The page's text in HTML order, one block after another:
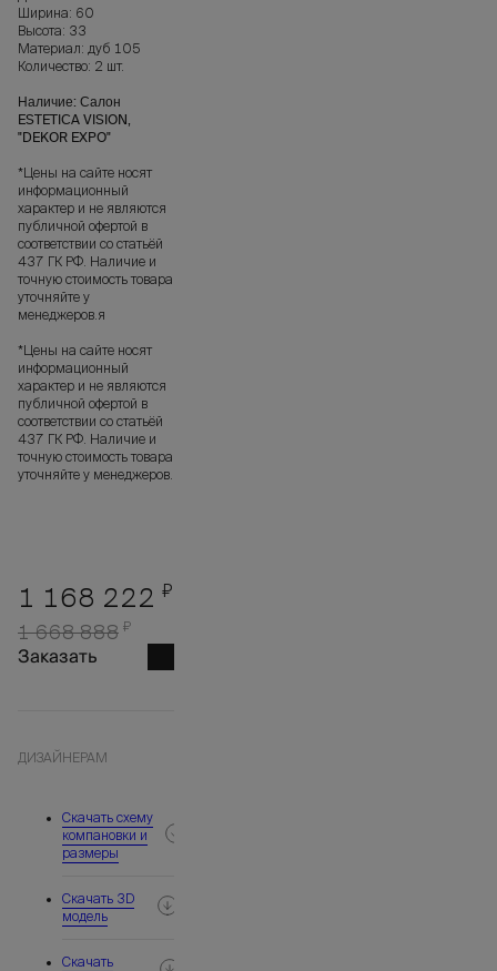
Ширина: 60
Высота: 33
Материал: дуб 105
Количество: 2 шт.
Наличие: Салон
ESTETICA VISION,
"DEKOR EXPO"
*Цены на сайте носят
информационный
характер и не являются
публичной офертой в
соответствии со статьёй
437 ГК РФ. Наличие и
точную стоимость товара
уточняйте у
менеджеров.я
*Цены на сайте носят
информационный
характер и не являются
публичной офертой в
соответствии со статьёй
437 ГК РФ. Наличие и
точную стоимость товара
уточняйте у менеджеров.
1 168 222 ₽
1 668 888 ₽
Заказать
ДИЗАЙНЕРАМ
Скачать схему
компановки и
размеры
Скачать 3D
модель
Скачать